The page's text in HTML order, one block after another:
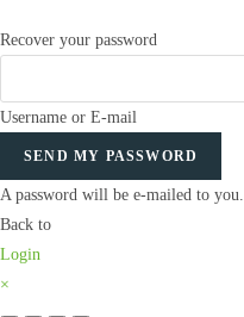
Recover your password
Username or E-mail
SEND MY PASSWORD
A password will be e-mailed to you.
Back to
Login
×